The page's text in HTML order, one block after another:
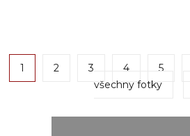
1 2 3 4 5
všechny fotky